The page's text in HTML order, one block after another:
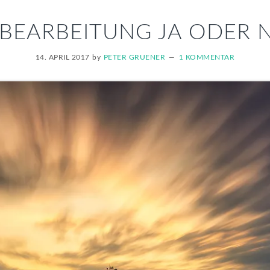
JA ODER
14. APRIL 2017 by PETER GRUENER 1 KOMMENTAR